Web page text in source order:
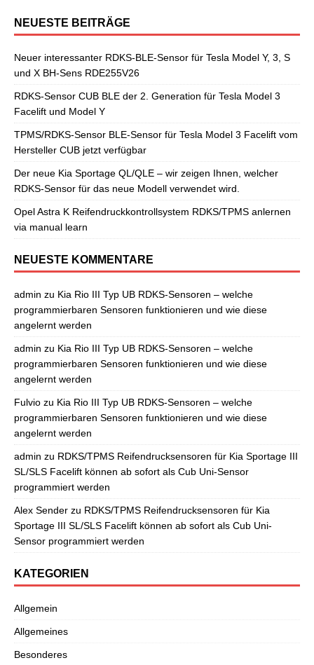
NEUESTE BEITRÄGE
Neuer interessanter RDKS-BLE-Sensor für Tesla Model Y, 3, S
und X BH-Sens RDE255V26
RDKS-Sensor CUB BLE der 2. Generation für Tesla Model 3
Facelift und Model Y
TPMS/RDKS-Sensor BLE-Sensor für Tesla Model 3 Facelift vom
Hersteller CUB jetzt verfügbar
Der neue Kia Sportage QL/QLE – wir zeigen Ihnen, welcher
RDKS-Sensor für das neue Modell verwendet wird.
Opel Astra K Reifendruckkontrollsystem RDKS/TPMS anlernen
via manual learn
NEUESTE KOMMENTARE
admin zu Kia Rio III Typ UB RDKS-Sensoren – welche
programmierbaren Sensoren funktionieren und wie diese
angelernt werden
admin zu Kia Rio III Typ UB RDKS-Sensoren – welche
programmierbaren Sensoren funktionieren und wie diese
angelernt werden
Fulvio zu Kia Rio III Typ UB RDKS-Sensoren – welche
programmierbaren Sensoren funktionieren und wie diese
angelernt werden
admin zu RDKS/TPMS Reifendrucksensoren für Kia Sportage III
SL/SLS Facelift können ab sofort als Cub Uni-Sensor
programmiert werden
Alex Sender zu RDKS/TPMS Reifendrucksensoren für Kia
Sportage III SL/SLS Facelift können ab sofort als Cub Uni-
Sensor programmiert werden
KATEGORIEN
Allgemein
Allgemeines
Besonderes